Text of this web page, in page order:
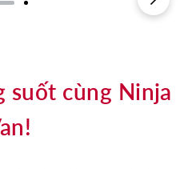
cùng Ninja